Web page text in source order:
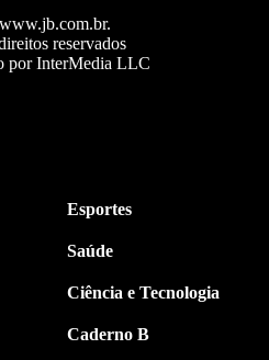
reservados
por InterMedia LLC
Esportes
Saúde
Ciência e Tecnologia
Caderno B